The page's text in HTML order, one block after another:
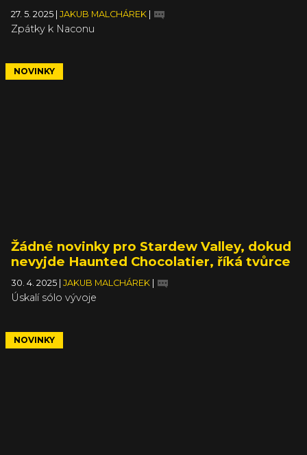
27. 5. 2025 JAKUB MALCHÁREK
Zpátky k Naconu
NOVINKY
Žádné novinky pro Stardew Valley, dokud
nevyjde Haunted Chocolatier, říká tvůrce
30. 4. 2025 JAKUB MALCHÁREK
Úskalí sólo vývoje
NOVINKY